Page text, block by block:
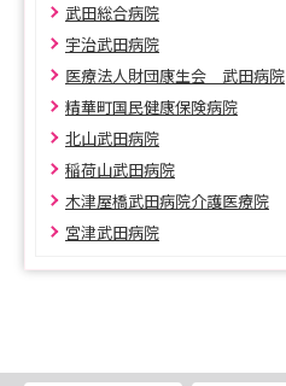
武田総合病院
宇治武田病院
医療法人財団康生会 武田病院
精華町国民健康保険病院
北山武田病院
稲荷山武田病院
木津屋橋武田病院介護医療院
宮津武田病院